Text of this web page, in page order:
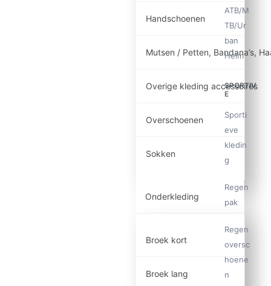
Handschoenen
Mutsen / Petten, Bandana’s,
Overige kleding accessoires
Overschoenen
Sokken
Onderkleding
Broek kort
Broek lang
ATB/M
TB/Ur
ban
Helm
SPORTIV
E
Sporti
eve
kledin
g
Regen
pak
Regen
oversc
hoene
n